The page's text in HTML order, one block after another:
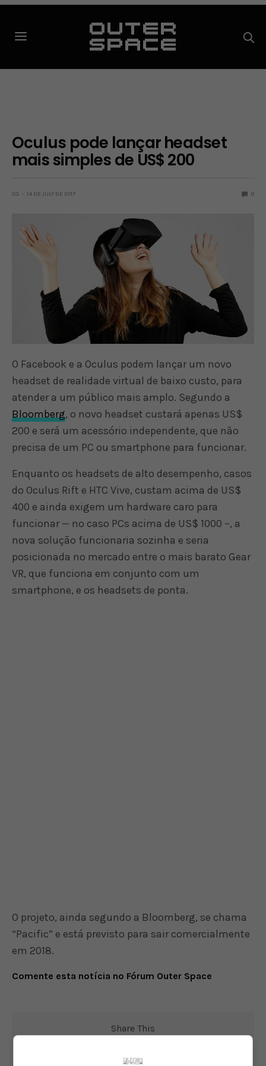
Oculus pode lançar headset
mais simples de US$ 200
OS 14 DE JULY DE 2017 0
O Facebook e a Oculus podem lançar um novo
headset de realidade virtual de baixo custo, para
atender a um público mais amplo. Segundo a
Bloomberg, o novo headset custará apenas US$
200 e será um acessório independente, que não
precisa de um PC ou smartphone para funcionar.
Enquanto os headsets de alto desempenho, casos
do Oculus Rift e HTC Vive, custam acima de US$
400 e ainda exigem um hardware caro para
funcionar — no caso PCs acima de US$ 1000 –, a
nova solução funcionaria sozinha e seria
posicionada no mercado entre o mais barato Gear
VR, que funciona em conjunto com um
smartphone, e os headsets de ponta.
O projeto, ainda segundo a Bloomberg, se chama
“Pacific” e está previsto para sair comercialmente
em 2018.
Comente esta notícia no Fórum Outer Space
Share This